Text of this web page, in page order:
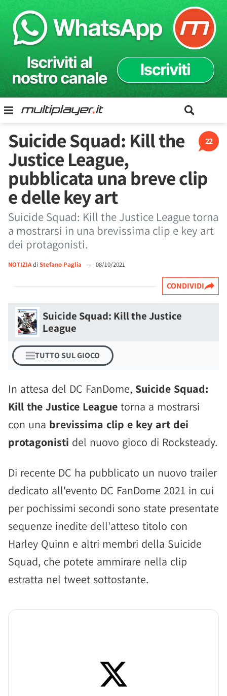
22
Suicide Squad: Kill the
Justice League,
pubblicata una breve clip
e delle key art
Suicide Squad: Kill the Justice League torna
a mostrarsi in una brevissima clip e key art
dei protagonisti.
NOTIZIAdi Stefano Paglia — 08/10/2021
CONDIVIDI
Suicide Squad: Kill the Justice
League
TUTTO SUL GIOCO
In attesa del DC FanDome, Suicide Squad:
Kill the Justice League torna a mostrarsi
con una brevissima clip e key art dei
protagonisti del nuovo gioco di Rocksteady.
Di recente DC ha pubblicato un nuovo trailer
dedicato all'evento DC FanDome 2021 in cui
per pochissimi secondi sono state presentate
sequenze inedite dell'atteso titolo con
Harley Quinn e altri membri della Suicide
Squad, che potete ammirare nella clip
estratta nel tweet sottostante.